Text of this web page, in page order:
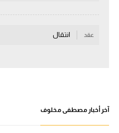
سعودي في الجول
الدوري الإنجليزي
رياضات أخرى
عقد انتقال
آخر أخبار مصطفى مخلوف